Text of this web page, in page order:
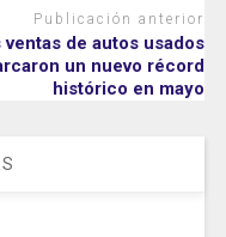
Publicación anterior
ventas de autos usados
un nuevo récord
histórico en mayo